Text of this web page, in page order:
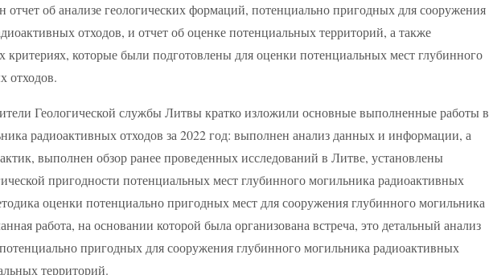
отчет об анализе геологических формаций, потенциально пригодных для сооружения
отходов, и отчет об оценке потенциальных территорий, а также
критериях, которые были подготовлены для оценки потенциальных мест глубинного
отходов.
Геологической службы Литвы кратко изложили основные выполненные работы в
радиоактивных отходов за 2022 год: выполнен анализ данных и информации, а
выполнен обзор ранее проведенных исследований в Литве, установлены
пригодности потенциальных мест глубинного могильника радиоактивных
оценки потенциально пригодных мест для сооружения глубинного могильника
работа, на основании которой была организована встреча, это детальный анализ
пригодных для сооружения глубинного могильника радиоактивных
территорий.